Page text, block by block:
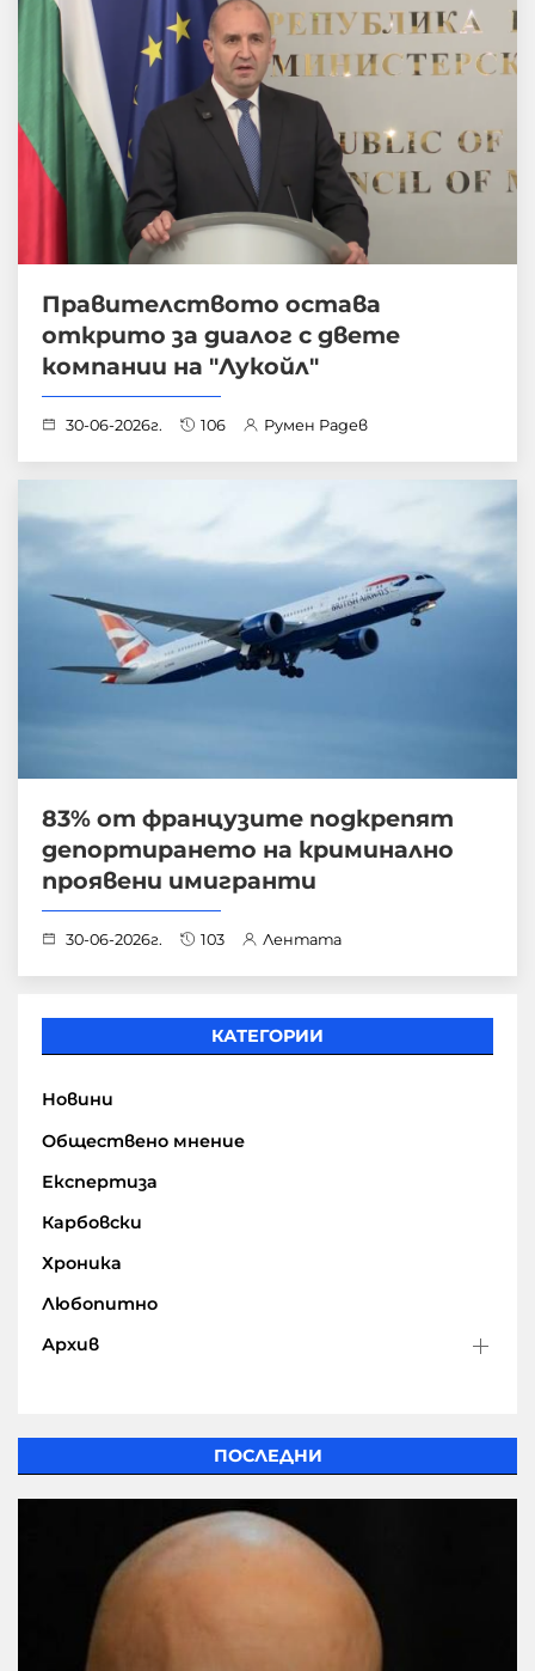
Правителството остава
открито за диалог с двете
компании на "Лукойл"
30-06-2026г. 106 Румен Радев
83% от французите подкрепят
депортирането на криминално
проявени имигранти
30-06-2026г. 103 Лентата
КАТЕГОРИИ
Новини
Обществено мнение
Експертиза
Карбовски
Хроника
Любопитно
Архив
ПОСЛЕДНИ